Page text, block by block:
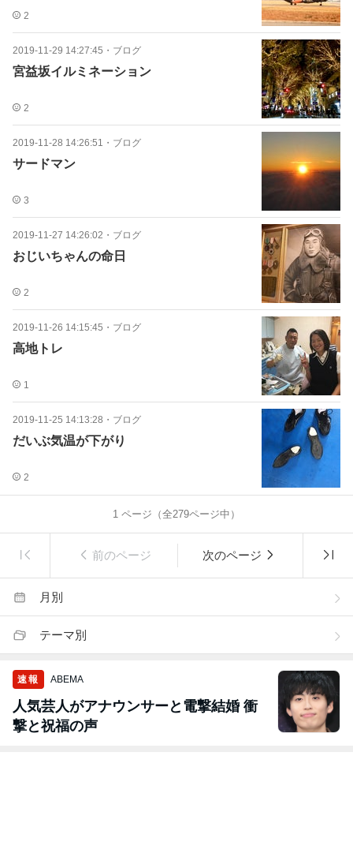
2
2019-11-29 14:27:45 ・ ブログ
宮益坂イルミネーション
2
2019-11-28 14:26:51 ・ ブログ
サードマン
3
2019-11-27 14:26:02 ・ ブログ
おじいちゃんの命日
2
2019-11-26 14:15:45 ・ ブログ
高地トレ
1
2019-11-25 14:13:28 ・ ブログ
だいぶ気温が下がり
2
1 ページ（全279ページ中）
前のページ 次のページ
月別
テーマ別
速報 ABEMA
人気芸人がアナウンサーと電撃結婚 衝
撃と祝福の声